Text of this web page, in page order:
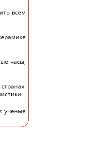
всем
часы,
ученые